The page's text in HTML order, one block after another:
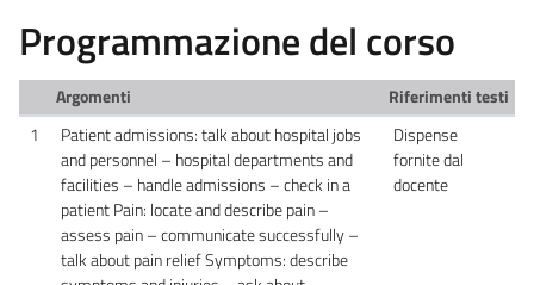
Programmazione del corso
Argomenti
Riferimenti testi
1
Patient admissions: talk about hospital jobs
and personnel – hospital departments and
facilities – handle admissions – check in a
patient Pain: locate and describe pain –
assess pain – communicate successfully –
talk about pain relief Symptoms: describe
Dispense
fornite dal
docente